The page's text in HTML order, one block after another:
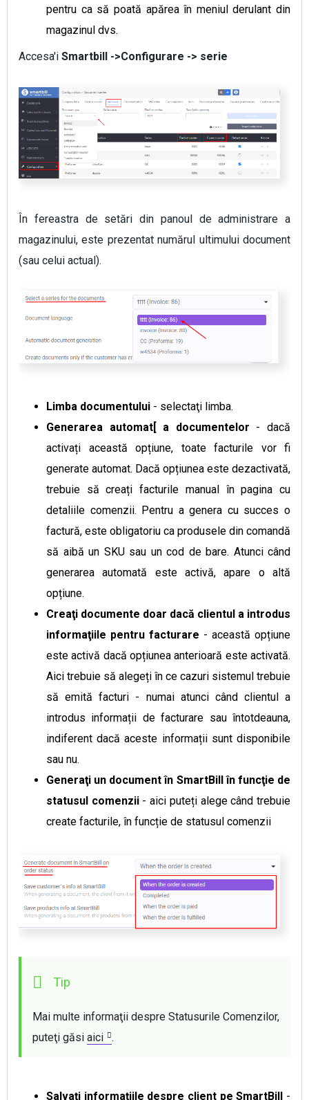
pentru ca să poată apărea în meniul derulant din
magazinul dvs.
Accesa'i Smartbill ->Configurare -> serie
În fereastra de setări din panoul de administrare a
magazinului, este prezentat numărul ultimului document
(sau celui actual).
Limba documentului - selectaţi limba.
Generarea automat[ a documentelor - dacă
activați această opțiune, toate facturile vor fi
generate automat. Dacă opțiunea este dezactivată,
trebuie să creați facturile manual în pagina cu
detaliile comenzii. Pentru a genera cu succes o
factură, este obligatoriu ca produsele din comandă
să aibă un SKU sau un cod de bare. Atunci când
generarea automată este activă, apare o altă
opțiune.
Creaţi documente doar dacă clientul a introdus
informaţiile pentru facturare - această opțiune
este activă dacă opțiunea anterioară este activată.
Aici trebuie să alegeți în ce cazuri sistemul trebuie
să emită facturi - numai atunci când clientul a
introdus informații de facturare sau întotdeauna,
indiferent dacă aceste informații sunt disponibile
sau nu.
Generaţi un document în SmartBill în funcţie de
statusul comenzii- aici puteți alege când trebuie
create facturile, în funcție de statusul comenzii
Mai multe informaţii despre Statusurile Comenzilor,
puteţi găsi aici .
Salvaţi informaţiile despre client pe SmartBill -